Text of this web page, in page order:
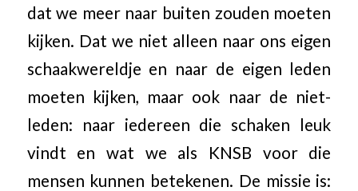
dat we meer naar buiten zouden moeten
kijken. Dat we niet alleen naar ons eigen
schaakwereldje en naar de eigen leden
moeten kijken, maar ook naar de niet-
leden: naar iedereen die schaken leuk
vindt en wat we als KNSB voor die
mensen kunnen betekenen. De missie is: